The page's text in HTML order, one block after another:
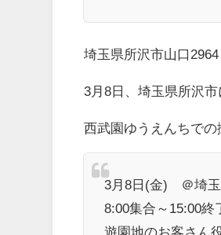
埼玉県所沢市山口2964
3月8日、埼玉県所沢
西武園ゆうえんちでの
3月8日(金) ＠埼玉
8:00集合～15:00終
遊園地のお客さん